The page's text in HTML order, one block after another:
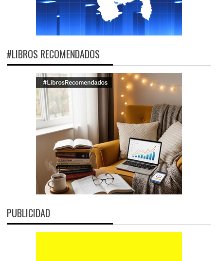
#LIBROS RECOMENDADOS
PUBLICIDAD